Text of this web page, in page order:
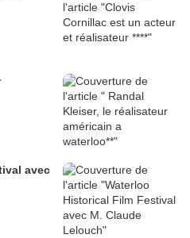
avec